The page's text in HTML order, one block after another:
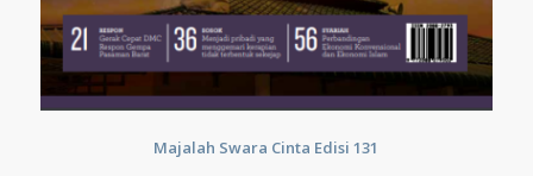
Majalah Swara Cinta Edisi 131